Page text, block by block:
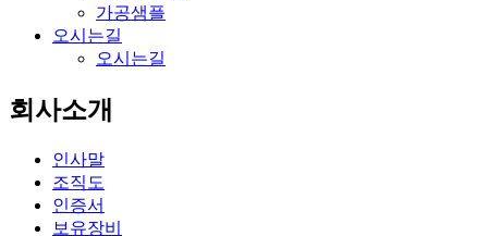
가공샘플
오시는길
오시는길
회사소개
인사말
조직도
인증서
보유장비